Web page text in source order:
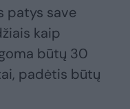
patys save
kaip
būtų 30
padėtis būtų